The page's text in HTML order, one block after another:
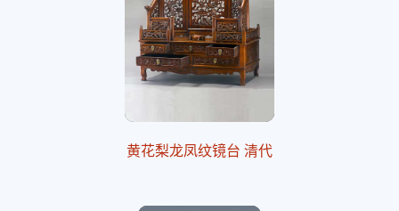
黄花梨龙凤纹镜台 清代